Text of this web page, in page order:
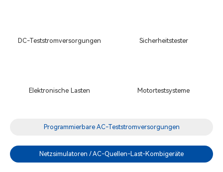
DC-Teststromversorgungen
Elektronische Lasten
Sicherheitstester
Motortestsysteme
Programmierbare AC-Teststromversorgungen
Netzsimulatoren / AC-Quellen-Last-Kombigeräte